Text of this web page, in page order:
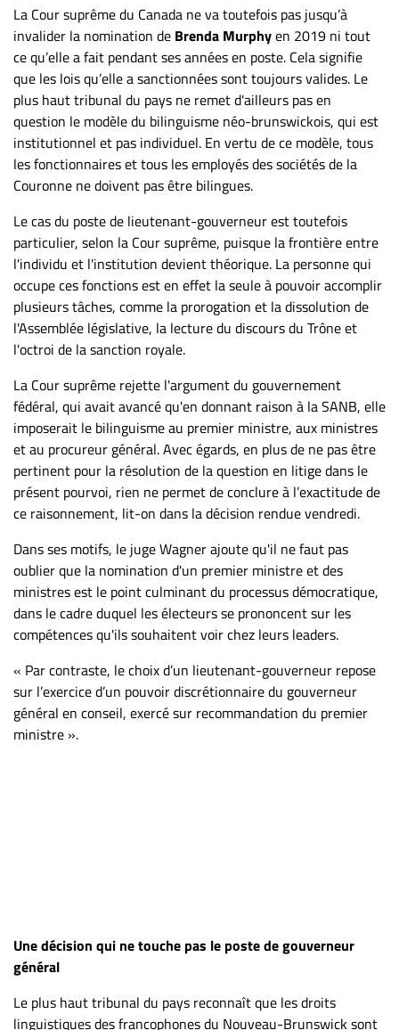
Politique de
confidentialité
La Cour suprême du Canada ne va toutefois pas jusqu’à
invalider la nomination de Brenda Murphyen 2019 ni tout
ce qu’elle a fait pendant ses années en poste. Cela signifie
que les lois qu’elle a sanctionnées sont toujours valides. Le
plus haut tribunal du pays ne remet d'ailleurs pas en
question le modèle du bilinguisme néo-brunswickois, qui est
institutionnel et pas individuel. En vertu de ce modèle, tous
les fonctionnaires et tous les employés des sociétés de la
Couronne ne doivent pas être bilingues.
Le cas du poste de lieutenant-gouverneur est toutefois
particulier, selon la Cour suprême, puisque la frontière entre
l'individu et l'institution devient théorique. La personne qui
occupe ces fonctions est en effet la seule à pouvoir accomplir
plusieurs tâches, comme la prorogation et la dissolution de
l'Assemblée législative, la lecture du discours du Trône et
l'octroi de la sanction royale.
La Cour suprême rejette l'argument du gouvernement
fédéral, qui avait avancé qu'en donnant raison à la SANB, elle
imposerait le bilinguisme au premier ministre, aux ministres
et au procureur général. Avec égards, en plus de ne pas être
pertinent pour la résolution de la question en litige dans le
présent pourvoi, rien ne permet de conclure à l’exactitude de
ce raisonnement, lit-on dans la décision rendue vendredi.
Dans ses motifs, le juge Wagner ajoute qu'il ne faut pas
oublier que la nomination d'un premier ministre et des
ministres est le point culminant du processus démocratique,
dans le cadre duquel les électeurs se prononcent sur les
compétences qu'ils souhaitent voir chez leurs leaders.
« Par contraste, le choix d’un lieutenant-gouverneur repose
sur l’exercice d’un pouvoir discrétionnaire du gouverneur
général en conseil, exercé sur recommandation du premier
ministre ».
Une décision qui ne touche pas le poste de gouverneur
général
Le plus haut tribunal du pays reconnaît que les droits
linguistiques des francophones du Nouveau-Brunswick sont